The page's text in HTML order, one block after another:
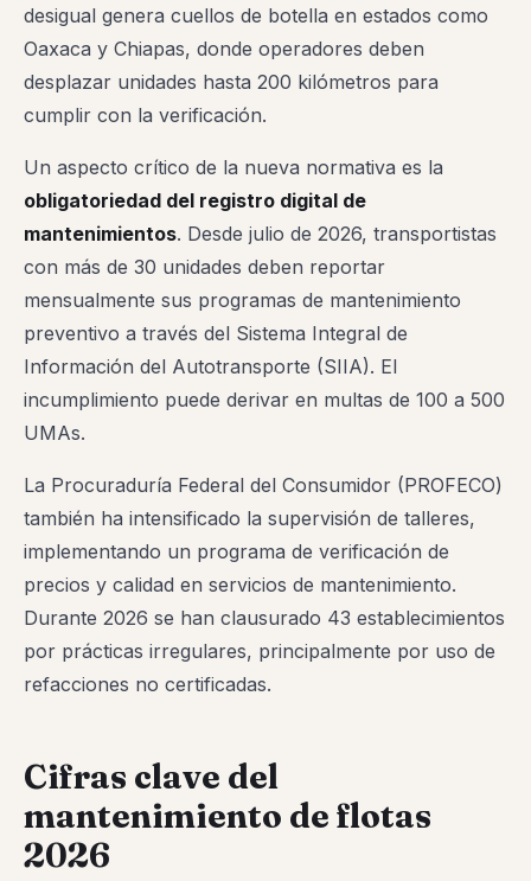
desigual genera cuellos de botella en estados como
Oaxaca y Chiapas, donde operadores deben
desplazar unidades hasta 200 kilómetros para
cumplir con la verificación.
Un aspecto crítico de la nueva normativa es la
obligatoriedad del registro digital de
mantenimientos. Desde julio de 2026, transportistas
con más de 30 unidades deben reportar
mensualmente sus programas de mantenimiento
preventivo a través del Sistema Integral de
Información del Autotransporte (SIIA). El
incumplimiento puede derivar en multas de 100 a 500
UMAs.
La Procuraduría Federal del Consumidor (PROFECO)
también ha intensificado la supervisión de talleres,
implementando un programa de verificación de
precios y calidad en servicios de mantenimiento.
Durante 2026 se han clausurado 43 establecimientos
por prácticas irregulares, principalmente por uso de
refacciones no certificadas.
Cifras clave del
mantenimiento de flotas
2026